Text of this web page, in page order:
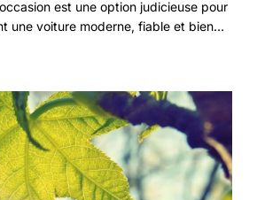
est une option judicieuse pour
une voiture moderne, fiable et bien